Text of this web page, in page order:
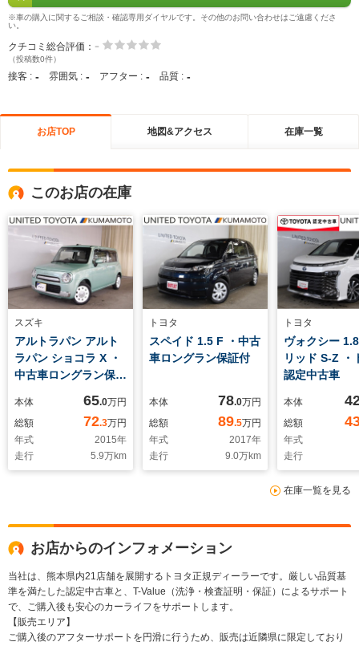
※車の購入に関するご相談・確認専用ダイヤルです。その他のお問い合わせはご遠慮くださ
い。
クチコミ総合評価： -
（投稿数0件）
接客 : - 雰囲気 : - アフター : - 品質 : -
お店TOP 地図&アクセス 在庫一覧
このお店の在庫
スズキ
アルトラパン アルト
ラパン ショコラ X ・
中古車ロングラン保証
本体 65.0万円
総額
72.3万円
年式
2015年
走行
5.9万km
トヨタ
スペイド 1.5 F ・中古
車ロングラン保証付
本体 78.0万円
総額
89.5万円
年式
2017年
走行
9.0万km
トヨタ
ヴォクシー
リッド S-Z ・
認定中古車
本体
総額
年式
走行
在庫一覧を見る
お店からのインフォメーション
当社は、熊本県内21店舗を展開するトヨタ正規ディーラーです。厳しい品質基
準を満たした認定中古車と、T-Value（洗浄・検査証明・保証）によるサポート
で、ご購入後も安心のカーライフをサポートします。
【販売エリア】
ご購入後のアフターサポートを円滑に行うため、販売は近隣県に限定しており